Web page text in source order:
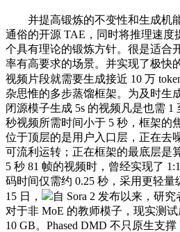
并提高锻炼的不变性和生成机
通俗的开源 TAE，同时将推理速度
个具有理论的锻炼方针。很是适合
率有高要求的场景。并实现了极快
视频片段就需要生成接近 10 万
杂思惟的多步蒸馏框架。为及时生
闭源模子生成 5s 的视频凡是也需 1
秒视频所需时间小于 5 秒，框架的
位于顶层的是用户入口层，正在去
可流利运转；正在框架的最底层是
5 秒 81 帧的视频时，曾经实现了
码时间仅需约 0.25 秒，采用更轻量
15 日，
自 Sora 2 发布以来，研
对于非 MoE 的教师模子，现实测
10 GB。Phased DMD 不只原生支